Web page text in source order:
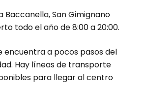
Baccanella, San Gimignano
todo el año de 8:00 a 20:00.
encuentra a pocos pasos del
Hay líneas de transporte
para llegar al centro